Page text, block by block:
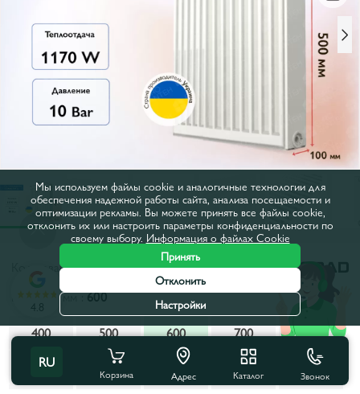
Код товара:6512
Ширина, мм :600
400
500 600 700
800
900
1000 1100 1200
1300
RU
Корзина Адрес Каталог Звонок
4.8
Мы используем файлы cookie и аналогичные технологии для
обеспечения надежной работы сайта, анализа посещаемости и
оптимизации рекламы. Вы можете принять все файлы cookie,
отклонить их или настроить параметры конфиденциальности по
своему выбору. Информация о файлах Cookie
Принять
Отклонить
Настройки